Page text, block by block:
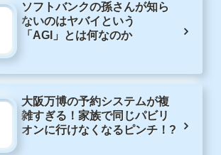
ソフトバンクの孫さんが知ら
ないのはヤバイという
「AGI」とは何なのか
大阪万博の予約システムが複
雑すぎる！家族で同じパビリ
オンに行けなくなるピンチ！?